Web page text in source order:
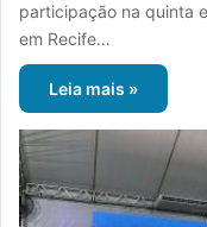
participação na quinta
em Recife…
Leia mais »